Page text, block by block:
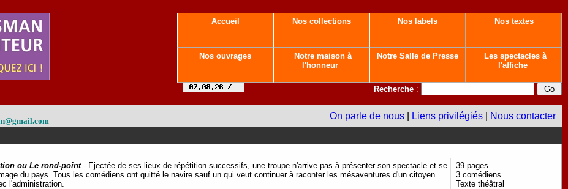
Accueil Nos collections Nos labels Nos textes
Nos ouvrages
Notre maison à
l'honneur
Notre Salle de Presse
Les spectacles à
l'affiche
Recherche :
On parle de nous Liens privilégiés Nous contacter
ou Le rond-point- Ejectée de ses lieux de répétition successifs, une troupe n'arrive pas à présenter son spectacle et se
du pays. Tous les comédiens ont quitté le navire sauf un qui veut continuer à raconter les mésaventures d'un citoyen
l'administration.
39 pages
3 comédiens
Texte théâtral